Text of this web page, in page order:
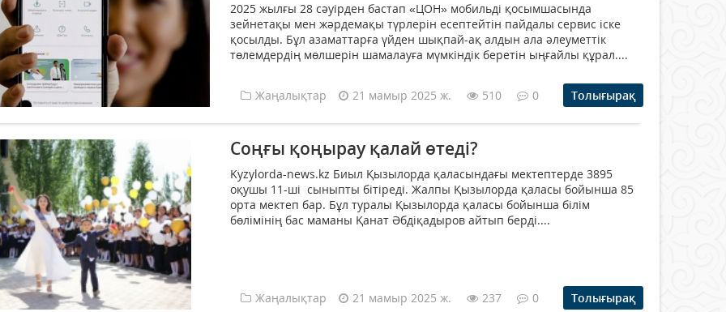
2025 жылғы 28 сәуірден бастап «ЦОН» мобильді қосымшасында
зейнетақы мен жәрдемақы түрлерін есептейтін пайдалы сервис іске
қосылды. Бұл азаматтарға үйден шықпай-ақ алдын ала әлеуметтік
төлемдердің мөлшерін шамалауға мүмкіндік беретін ыңғайлы құрал....
Жаңалықтар 21 мамыр 2025 ж. 510 0 Толығырақ
Соңғы қоңырау қалай өтеді?
Kyzylorda-news.kz Биыл Қызылорда қаласындағы мектептерде 3895
оқушы 11-ші сыныпты бітіреді. Жалпы Қызылорда қаласы бойынша 85
орта мектеп бар. Бұл туралы Қызылорда қаласы бойынша білім
бөлімінің бас маманы Қанат Әбдіқадыров айтып берді....
Жаңалықтар 21 мамыр 2025 ж. 237 0 Толығырақ